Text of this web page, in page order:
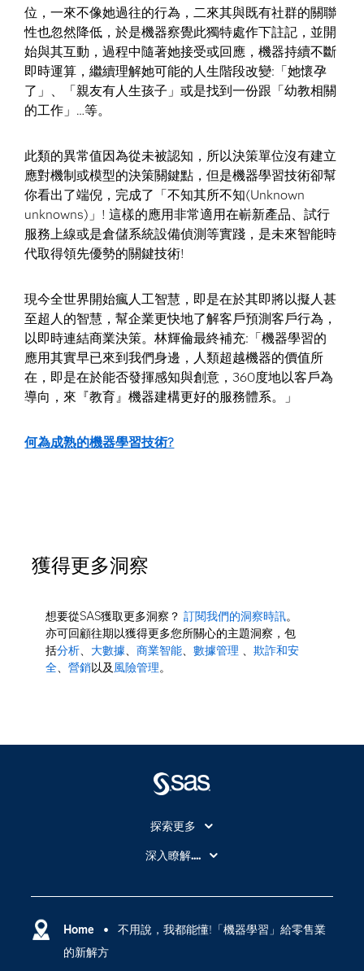
位，一來不像她過往的行為，二來其與既有社群的關聯
性也忽然降低，於是機器察覺此獨特處作下註記，並開
始與其互動，過程中隨著她接受或回應，機器持續不斷
即時運算，繼續理解她可能的人生階段改變:「她懷孕
了」、「親友有人生孩子」或是找到一份跟「幼教相關
的工作」…等。
此類的異常值因為從未被認知，所以決策單位沒有建立
應對機制或模型的決策關鍵點，但是機器學習技術卻幫
你看出了端倪，完成了「不知其所不知(Unknown
unknowns)」! 這樣的應用非常適用在嶄新產品、試行
服務上線或是倉儲系統設備偵測等實踐，是未來智能時
代取得領先優勢的關鍵技術!
現今全世界開始瘋人工智慧，即是在於其即將以擬人甚
至超人的智慧，幫企業更快地了解客戶預測客戶行為，
以即時連結商業決策。林輝倫最終補充:「機器學習的
應用其實早已來到我們身邊，人類超越機器的價值所
在，即是在於能否發揮感知與創意，360度地以客戶為
導向，來『教育』機器建構更好的服務體系。」
何為成熟的機器學習技術?
獲得更多洞察
想要從SAS獲取更多洞察？訂閱我們的洞察時訊。
亦可回顧往期以獲得更多您所關心的主題洞察，包
括分析、 大數據、商業智能、數據管理 、欺詐和安
全、營銷以及風險管理。
Home
不用說，我都能懂!「機器學習」給零售業
的新解方
探索更多
About SAS
SAS Viya
Why SAS？
深入瞭解....
數位轉型